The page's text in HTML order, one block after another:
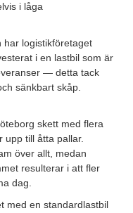
i låga
har logistikföretaget
i en lastbil som är
— detta tack
sänkbart skåp.
skett med flera
upp till åtta pallar.
över allt, medan
resulterar i att fler
dag.
med en standardlastbil